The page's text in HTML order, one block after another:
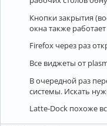
Кнопки закрытия
окна также
Firefox через раз
Все виджеты от
В очередной раз
системы. Искать
Latte-Dock похоже